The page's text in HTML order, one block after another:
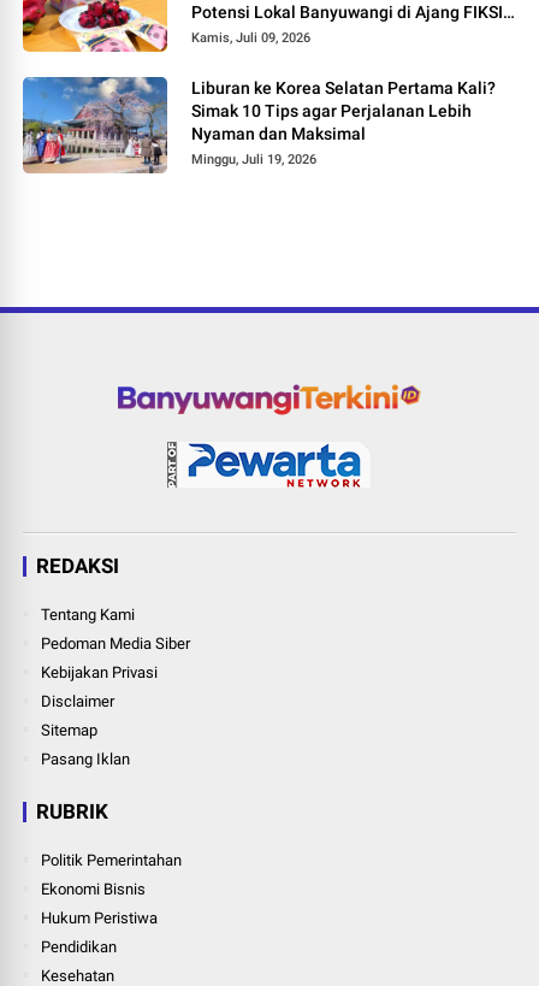
Potensi Lokal Banyuwangi di Ajang FIKSI
2026
Kamis, Juli 09, 2026
Liburan ke Korea Selatan Pertama Kali?
Simak 10 Tips agar Perjalanan Lebih
Nyaman dan Maksimal
Minggu, Juli 19, 2026
REDAKSI
Tentang Kami
Pedoman Media Siber
Kebijakan Privasi
Disclaimer
Sitemap
Pasang Iklan
RUBRIK
Politik Pemerintahan
Ekonomi Bisnis
Hukum Peristiwa
Pendidikan
Kesehatan